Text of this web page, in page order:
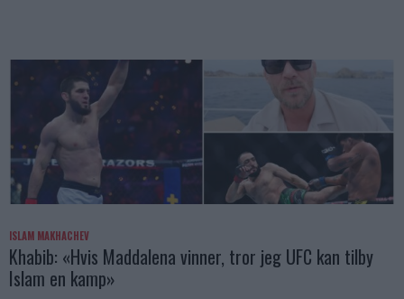
ISLAM MAKHACHEV
Khabib: «Hvis Maddalena vinner, tror jeg UFC kan tilby
Islam en kamp»